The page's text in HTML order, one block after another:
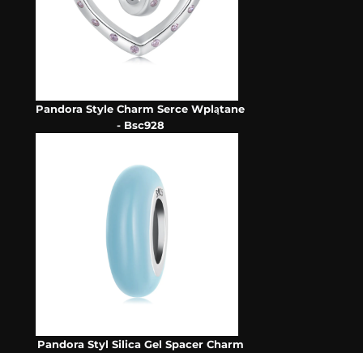
Pandora Style Charm Serce Wplątane
- Bsc928
Pandora Styl Silica Gel Spacer Charm